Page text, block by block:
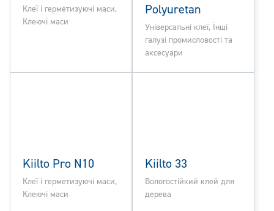
Клеї і герметизуючі маси,
Клеючі маси
Polyuretan
Універсальні клеї, Інші
галузі промисловості та
аксесуари
Kiilto Pro N10
Клеї і герметизуючі маси,
Клеючі маси
Kiilto 33
Вологостійкий клей для
дерева